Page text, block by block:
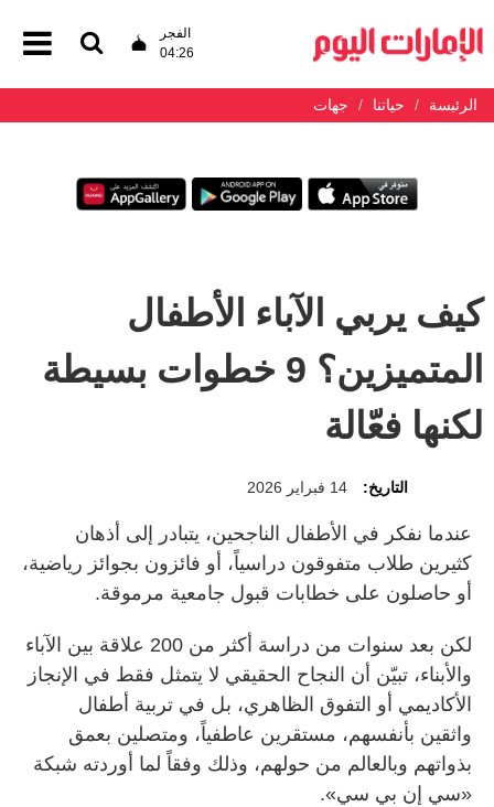
الفجر
04:26
الرئيسة حياتنا جهات
كيف يربي الآباء الأطفال
المتميزين؟ 9 خطوات بسيطة
لكنها فعّالة
التاريخ: 14 فبراير 2026
عندما نفكر في الأطفال الناجحين، يتبادر إلى أذهان
كثيرين طلاب متفوقون دراسياً، أو فائزون بجوائز رياضية،
أو حاصلون على خطابات قبول جامعية مرموقة.
لكن بعد سنوات من دراسة أكثر من 200 علاقة بين الآباء
والأبناء، تبيّن أن النجاح الحقيقي لا يتمثل فقط في الإنجاز
الأكاديمي أو التفوق الظاهري، بل في تربية أطفال
واثقين بأنفسهم، مستقرين عاطفياً، ومتصلين بعمق
بذواتهم وبالعالم من حولهم، وذلك وفقاً لما أوردته شبكة
«سي إن بي سي».